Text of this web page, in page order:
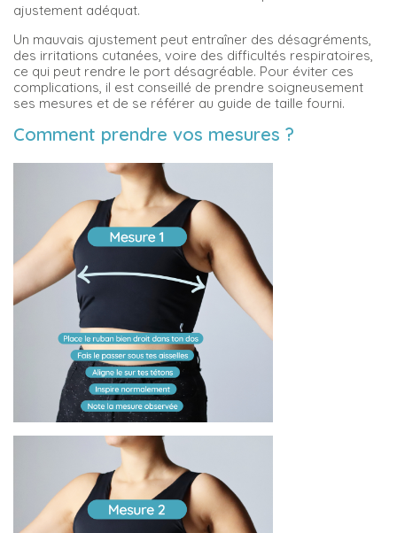
ajustement adéquat.
Un mauvais ajustement peut entraîner des désagréments,
des irritations cutanées, voire des difficultés respiratoires,
ce qui peut rendre le port désagréable. Pour éviter ces
complications, il est conseillé de prendre soigneusement
ses mesures et de se référer au guide de taille fourni.
Comment prendre vos mesures ?